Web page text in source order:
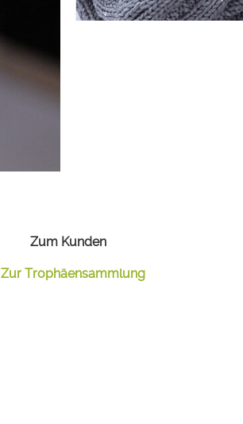
Zum Kunden
Zur Trophäensammlung